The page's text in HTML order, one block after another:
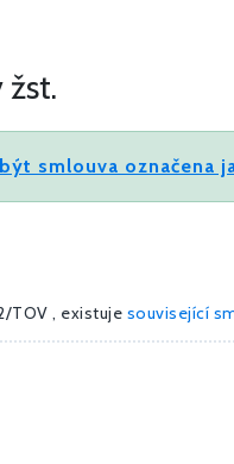
smlouva označena
TOV , existuje související